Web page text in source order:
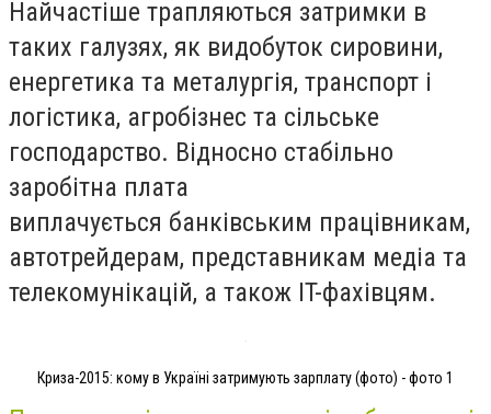
Найчастіше трапляються затримки в
таких галузях, як видобуток сировини,
енергетика та металургія, транспорт і
логістика, агробізнес та сільське
господарство. Відносно стабільно
заробітна плата
виплачується банківським працівникам,
автотрейдерам, представникам медіа та
телекомунікацій, а також IT-фахівцям.
Криза-2015: кому в Україні затримують зарплату (фото) - фото 1